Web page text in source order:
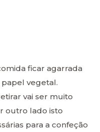
ficar agarrada
vegetal.
vai ser muito
outro lado isto
para a confeção